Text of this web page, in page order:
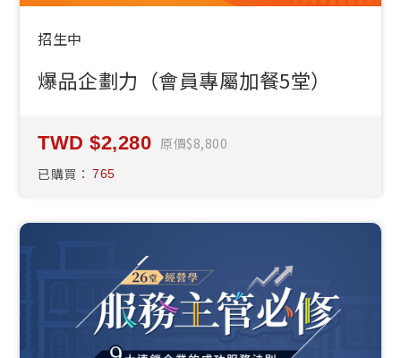
招生中
爆品企劃力（會員專屬加餐5堂）
2,280 原價 8,800
已購買： 765